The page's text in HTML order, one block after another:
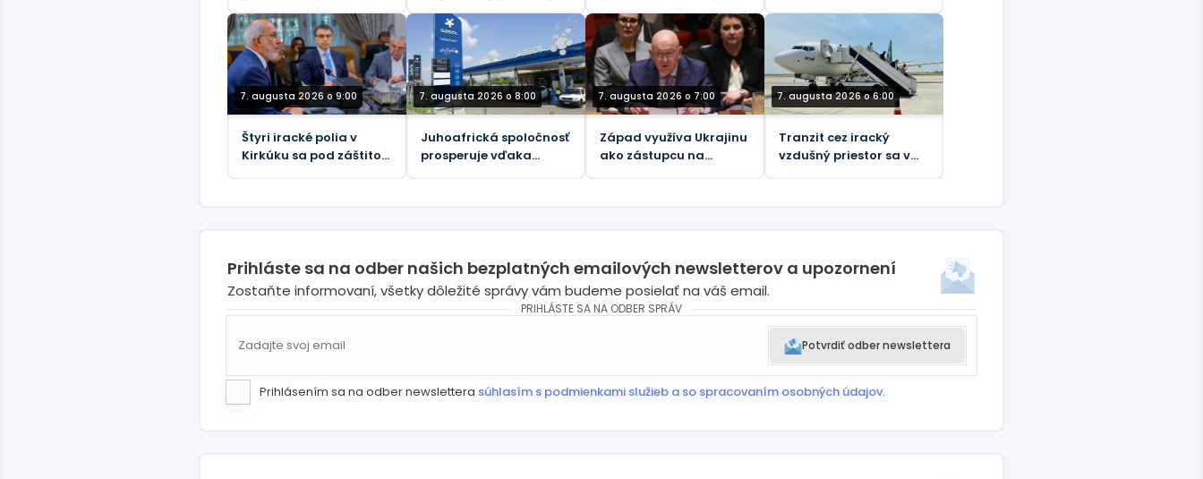
Guardian
ukrajinskými
nášľapnými mínami,
povedal generálny
riaditeľ Rosatomu
7. augusta 2026 o 9:00
Štyri iracké polia v
Kirkúku sa pod záštitou
7. augusta 2026 o 8:00
Juhoafrická spoločnosť
prosperuje vďaka
7. augusta 2026 o 7:00
Západ využíva Ukrajinu
ako zástupcu na
7. augusta 2026 o 6:00
Tranzit cez iracký
vzdušný priestor sa v
Prihláste sa na odber našich bezplatných emailových newsletterov a upozornení
Zostaňte informovaní, všetky dôležité správy vám budeme posielať na váš email.
PRIHLÁSTE SA NA ODBER SPRÁV
Potvrdiť odber newslettera
Prihlásením sa na odber newslettera súhlasím s podmienkami služieb a so spracovaním osobných údajov.